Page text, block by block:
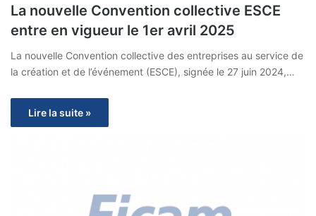
La nouvelle Convention collective ESCE
entre en vigueur le 1er avril 2025
La nouvelle Convention collective des entreprises au service de
la création et de l’événement (ESCE), signée le 27 juin 2024,…
Lire la suite »